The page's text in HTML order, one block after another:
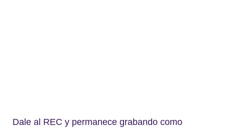
Dale al REC y permanece grabando como